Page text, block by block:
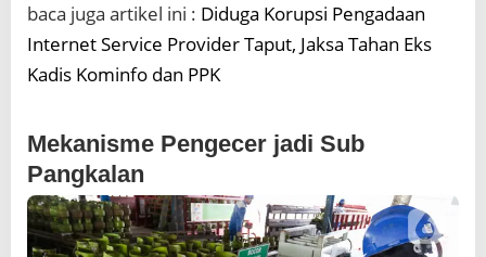
baca juga artikel ini : Diduga Korupsi Pengadaan
Internet Service Provider Taput, Jaksa Tahan Eks
Kadis Kominfo dan PPK
Mekanisme Pengecer jadi Sub
Pangkalan